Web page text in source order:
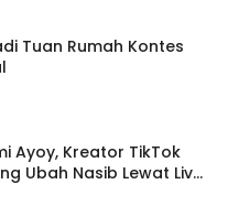
Tuan Rumah Kontes
Ayoy, Kreator TikTok
Ubah Nasib Lewat Live